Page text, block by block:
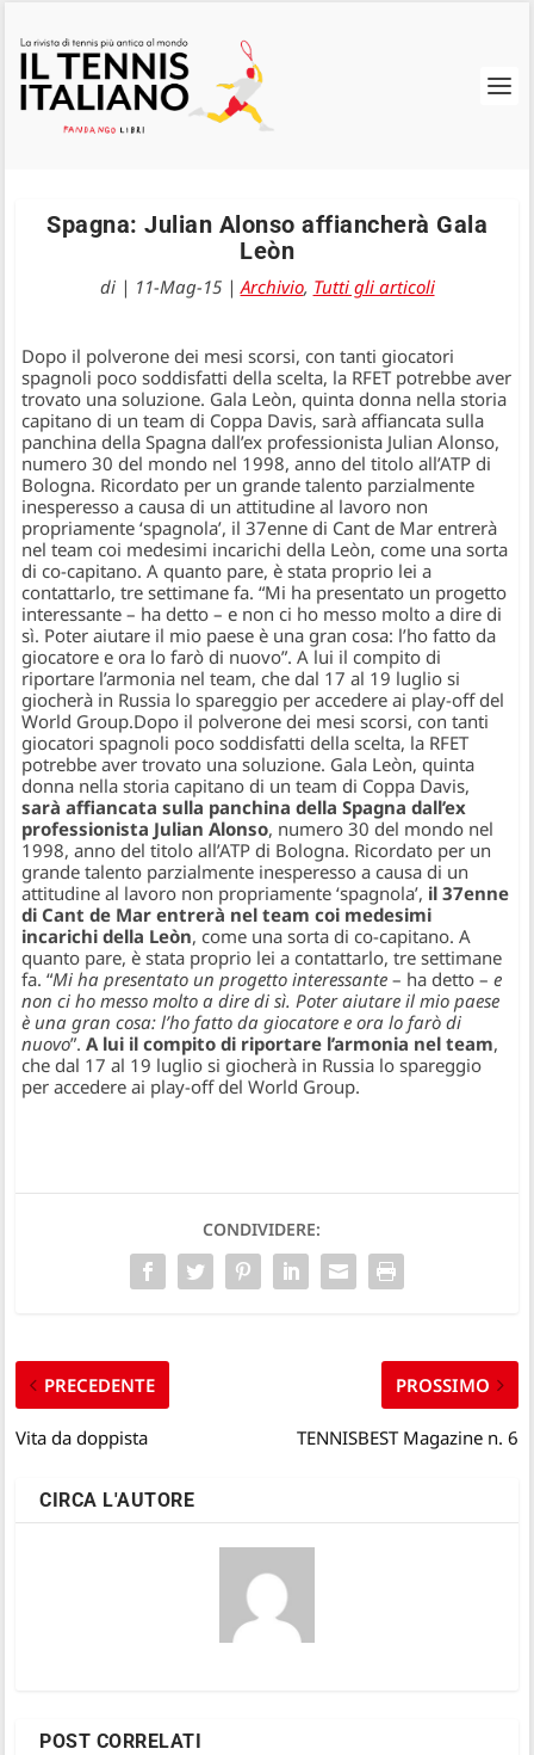
Spagna: Julian Alonso affiancherà Gala
Leòn
di | 11-Mag-15|Archivio, Tutti gli articoli
Dopo il polverone dei mesi scorsi, con tanti giocatori
spagnoli poco soddisfatti della scelta, la RFET potrebbe aver
trovato una soluzione. Gala Leòn, quinta donna nella storia
capitano di un team di Coppa Davis, sarà affiancata sulla
panchina della Spagna dall’ex professionista Julian Alonso,
numero 30 del mondo nel 1998, anno del titolo all’ATP di
Bologna. Ricordato per un grande talento parzialmente
inesperesso a causa di un attitudine al lavoro non
propriamente ‘spagnola’, il 37enne di Cant de Mar entrerà
nel team coi medesimi incarichi della Leòn, come una sorta
di co-capitano. A quanto pare, è stata proprio lei a
contattarlo, tre settimane fa. “Mi ha presentato un progetto
interessante – ha detto – e non ci ho messo molto a dire di
sì. Poter aiutare il mio paese è una gran cosa: l’ho fatto da
giocatore e ora lo farò di nuovo”. A lui il compito di
riportare l’armonia nel team, che dal 17 al 19 luglio si
giocherà in Russia lo spareggio per accedere ai play-off del
World Group.Dopo il polverone dei mesi scorsi, con tanti
giocatori spagnoli poco soddisfatti della scelta, la RFET
potrebbe aver trovato una soluzione. Gala Leòn, quinta
donna nella storia capitano di un team di Coppa Davis,
sarà affiancata sulla panchina della Spagna dall’ex
professionista Julian Alonso, numero 30 del mondo nel
1998, anno del titolo all’ATP di Bologna. Ricordato per un
grande talento parzialmente inesperesso a causa di un
attitudine al lavoro non propriamente ‘spagnola’, il 37enne
di Cant de Mar entrerà nel team coi medesimi
incarichi della Leòn, come una sorta di co-capitano. A
quanto pare, è stata proprio lei a contattarlo, tre settimane
fa. “Mi ha presentato un progetto interessante – ha detto –e
non ci ho messo molto a dire di sì. Poter aiutare il mio paese
è una gran cosa: l’ho fatto da giocatore e ora lo farò di
nuovo”.A lui il compito di riportare l’armonia nel team,
che dal 17 al 19 luglio si giocherà in Russia lo spareggio
per accedere ai play-off del World Group.
CONDIVIDERE:
PRECEDENTE
Vita da doppista
PROSSIMO
TENNISBEST Magazine n. 6
CIRCA L'AUTORE
POST CORRELATI